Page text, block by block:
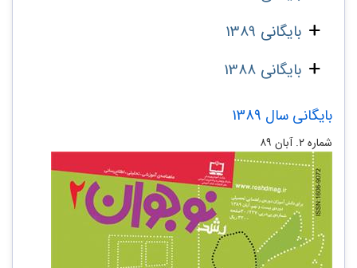
بایگانی 1389
بایگانی 1388
بایگانی سال 1389
شماره‌ ۲. آبان ۸۹